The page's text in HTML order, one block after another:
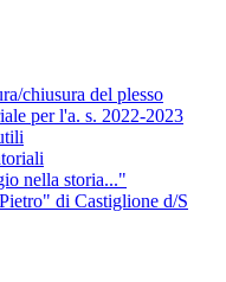
chiusura del plesso
per l'a. s. 2022-2023
nella storia..."
di Castiglione d/S